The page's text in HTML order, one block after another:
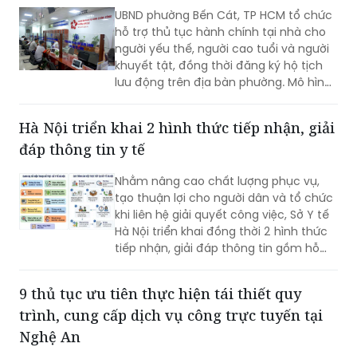
UBND phường Bến Cát, TP HCM tổ chức
hỗ trợ thủ tục hành chính tại nhà cho
người yếu thế, người cao tuổi và người
khuyết tật, đồng thời đăng ký hộ tịch
lưu động trên địa bàn phường. Mô hình
Hà Nội triển khai 2 hình thức tiếp nhận, giải
đáp thông tin y tế
Nhằm nâng cao chất lượng phục vụ,
tạo thuận lợi cho người dân và tổ chức
khi liên hệ giải quyết công việc, Sở Y tế
Hà Nội triển khai đồng thời 2 hình thức
tiếp nhận, giải đáp thông tin gồm hỗ
9 thủ tục ưu tiên thực hiện tái thiết quy
trình, cung cấp dịch vụ công trực tuyến tại
Nghệ An